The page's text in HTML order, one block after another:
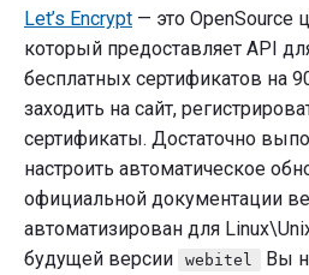
Let’s Encrypt — это OpenSource
который предоставляет API
бесплатных сертификатов на
заходить на сайт,
сертификаты. Достаточно
настроить автоматическое
официальной документации
автоматизирован для
будущей версии
webitel
Вы